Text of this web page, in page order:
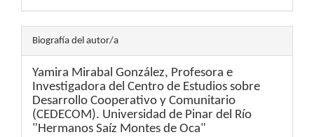
Biografía del autor/a
Yamira Mirabal González, Profesora e
Investigadora del Centro de Estudios sobre
Desarrollo Cooperativo y Comunitario
(CEDECOM). Universidad de Pinar del Río
"Hermanos Saíz Montes de Oca"